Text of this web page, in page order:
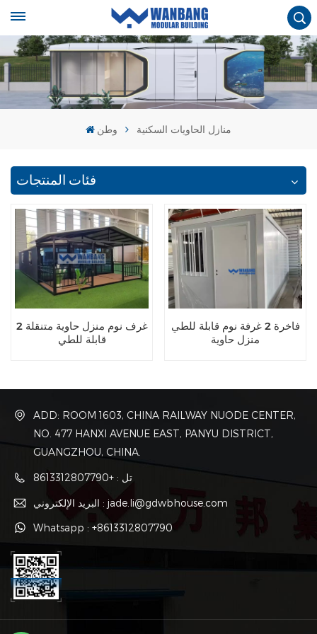
وطن منازل الحاويات السكنية
فئات المنتجات
2 غرف نوم منزل حاوية متنقلة
قابلة للطي
فاخرة 2 غرفة نوم قابلة للطي
منزل حاوية
ADD: ROOM 1603, CHINA RAILWAY NUODE CENTER,
NO. 477 HANXI AVENUE EAST, PANYU DISTRICT,
GUANGZHOU, CHINA.
تل : +8613312807790
البريد الإلكتروني : jade.li@gdwbhouse.com
Whatsapp : +8613312807790